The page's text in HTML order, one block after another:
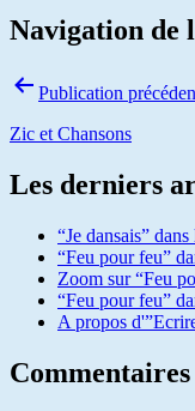
Navigation de
Publication
Zic et Chansons
Les derniers
“Je dansais”
“Feu pour feu”
Zoom sur “Feu
“Feu pour feu”
A propos